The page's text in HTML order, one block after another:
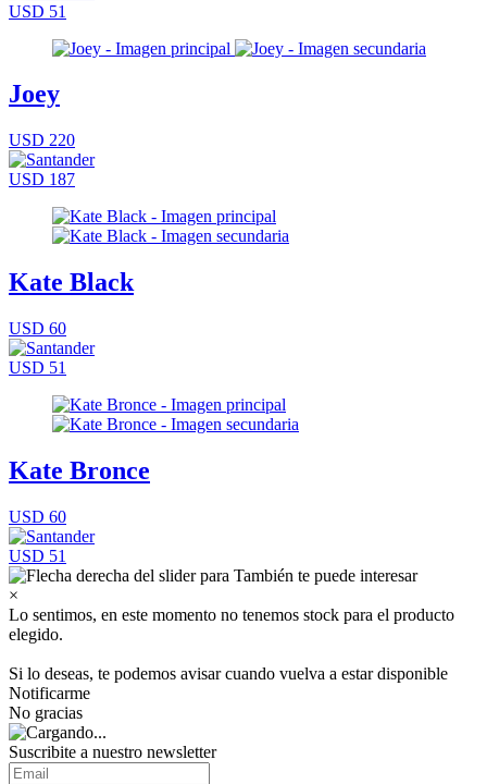
USD 51
Joey
USD 220
USD 187
Kate Black
USD 60
USD 51
Kate Bronce
USD 60
USD 51
×
Lo sentimos, en este momento no tenemos stock para el producto
elegido.
Si lo deseas, te podemos avisar cuando vuelva a estar disponible
Notificarme
No gracias
Suscribite a nuestro newsletter